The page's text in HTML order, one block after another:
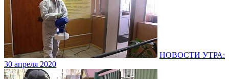
НОВОСТИ УТРА:
30 апреля 2020